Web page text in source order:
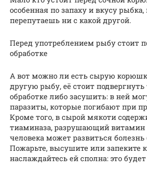
особенная по запаху и вкусу
перепутаешь ни с какой другой.
Перед употреблением рыбу стоит
обработке
А вот можно ли есть сырую
другую рыбу, её стоит
обработке либо засушить: в ней
паразиты, которые погибают при
Кроме того, в сырой мякоти
тиаминаза, разрушающий витамин
человека может развиться болезнь
Пожарьте, высушите или запеките
наслаждайтесь ей сполна: это